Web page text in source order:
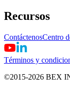
Recursos
ContáctenosCentro
Términos y
©2015-2026 BEX